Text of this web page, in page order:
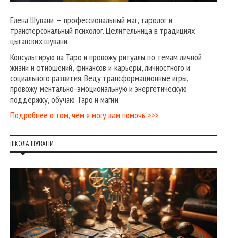
Елена Шувани — профессиональный маг, таролог и
трансперсональный психолог. Целительница в традициях
цыганских шувани.
Консультирую на Таро и провожу ритуалы по темам личной
жизни и отношений, финансов и карьеры, личностного и
социального развития. Веду трансформационные игры,
провожу ментально-эмоциональную и энергетическую
поддержку, обучаю Таро и магии.
Подробнее о том, чем я могу вам помочь >>>
ШКОЛА ШУВАНИ